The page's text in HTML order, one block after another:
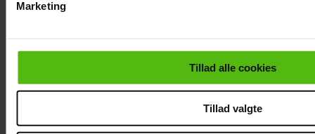
cookiepolitik.
Marketing
Tillad alle cookies
Tillad valgte
Se videoen: Jesper Buch som DJ på
Smukfest